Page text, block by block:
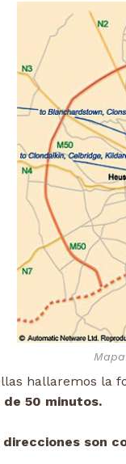
hallaremos la
50 minutos.
son